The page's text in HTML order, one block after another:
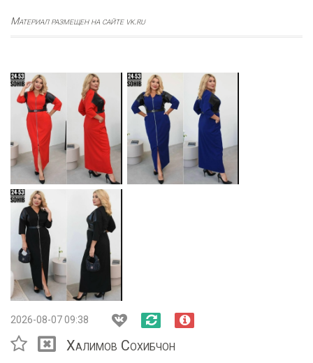
Материал размещен на сайте vk.ru
2026-08-07 09:38
Халимов Сохибчон